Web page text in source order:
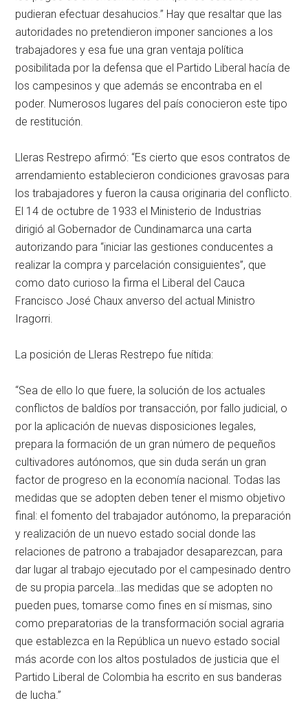
pudieran efectuar desahucios.” Hay que resaltar que las
autoridades no pretendieron imponer sanciones a los
trabajadores y esa fue una gran ventaja política
posibilitada por la defensa que el Partido Liberal hacía de
los campesinos y que además se encontraba en el
poder. Numerosos lugares del país conocieron este tipo
de restitución.
Lleras Restrepo afirmó: “Es cierto que esos contratos de
arrendamiento establecieron condiciones gravosas para
los trabajadores y fueron la causa originaria del conflicto.
El 14 de octubre de 1933 el Ministerio de Industrias
dirigió al Gobernador de Cundinamarca una carta
autorizando para “iniciar las gestiones conducentes a
realizar la compra y parcelación consiguientes”, que
como dato curioso la firma el Liberal del Cauca
Francisco José Chaux anverso del actual Ministro
Iragorri.
La posición de Lleras Restrepo fue nítida:
“Sea de ello lo que fuere, la solución de los actuales
conflictos de baldíos por transacción, por fallo judicial, o
por la aplicación de nuevas disposiciones legales,
prepara la formación de un gran número de pequeños
cultivadores autónomos, que sin duda serán un gran
factor de progreso en la economía nacional. Todas las
medidas que se adopten deben tener el mismo objetivo
final: el fomento del trabajador autónomo, la preparación
y realización de un nuevo estado social donde las
relaciones de patrono a trabajador desaparezcan, para
dar lugar al trabajo ejecutado por el campesinado dentro
de su propia parcela…las medidas que se adopten no
pueden pues, tomarse como fines en sí mismas, sino
como preparatorias de la transformación social agraria
que establezca en la República un nuevo estado social
más acorde con los altos postulados de justicia que el
Partido Liberal de Colombia ha escrito en sus banderas
de lucha.”